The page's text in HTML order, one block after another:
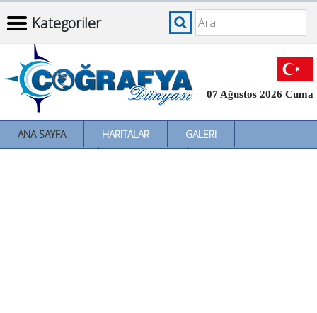
Kategoriler
07 Ağustos 2026 Cuma
ANA SAYFA HARITALAR
GALERI